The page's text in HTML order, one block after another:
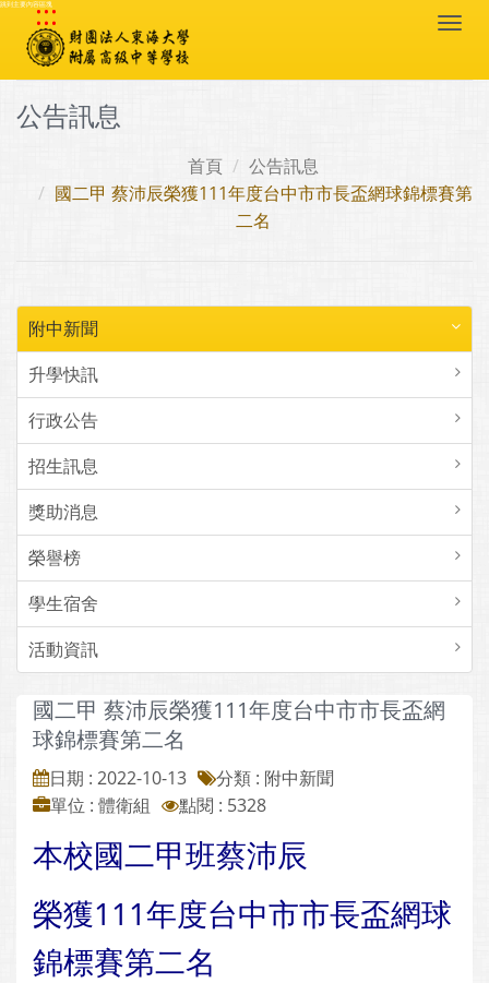
跳到主要內容區塊
:::
公告訊息
首頁
公告訊息
國二甲 蔡沛辰榮獲111年度台中市市長盃網球錦標賽第
二名
附中新聞
升學快訊
行政公告
招生訊息
獎助消息
榮譽榜
學生宿舍
活動資訊
國二甲 蔡沛辰榮獲111年度台中市市長盃網
球錦標賽第二名
日期 : 2022-10-13
分類 : 附中新聞
單位 : 體衛組
點閱 : 5328
本校國二甲班蔡沛辰
榮獲111年度台中市市長盃網球
錦標賽第二名